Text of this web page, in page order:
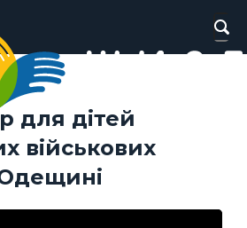
для дітей
військових